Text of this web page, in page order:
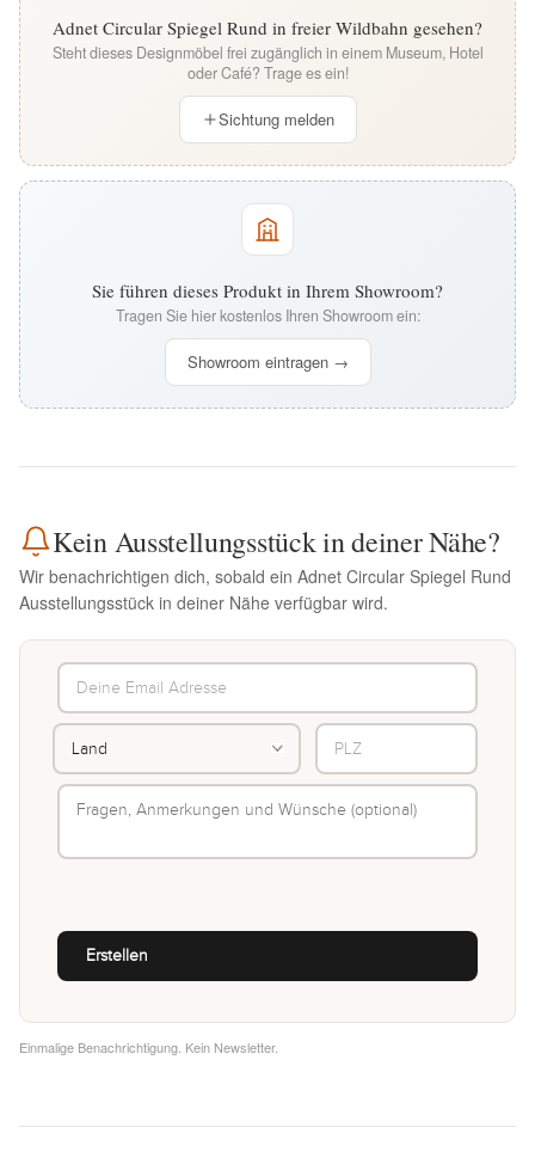
Adnet Circular Spiegel Rund in freier Wildbahn gesehen?
Steht dieses Designmöbel frei zugänglich in einem Museum, Hotel
oder Café? Trage es ein!
Sichtung melden
Sie führen dieses Produkt in Ihrem Showroom?
Tragen Sie hier kostenlos Ihren Showroom ein:
Showroom eintragen →
Kein Ausstellungsstück in deiner Nähe?
Wir benachrichtigen dich, sobald ein Adnet Circular Spiegel Rund
Ausstellungsstück in deiner Nähe verfügbar wird.
Einmalige Benachrichtigung. Kein Newsletter.